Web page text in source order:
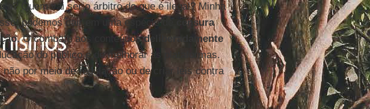
Quem vai ser o árbitro do que é ilegal? Minha
podemos cair em uma espécie de
censura
. O combate aos conteúdosdeliberadamente
do público e de melhorar as plataformas.
por meio de regulação ou de criar leis contra